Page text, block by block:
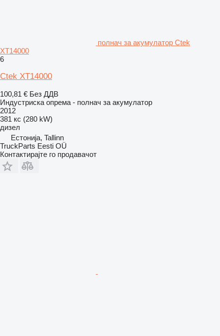
полнач за акумулатор Ctek
XT14000
6
Ctek XT14000
100,81 € Без ДДВ
Индустриска опрема - полнач за акумулатор
2012
381 кс (280 kW)
дизел
Естонија, Tallinn
TruckParts Eesti OÜ
Контактирајте го продавачот